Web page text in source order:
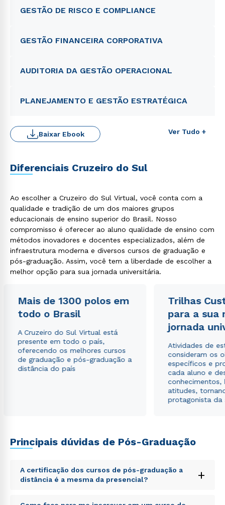
GESTÃO DE RISCO E COMPLIANCE
GESTÃO FINANCEIRA CORPORATIVA
AUDITORIA DA GESTÃO OPERACIONAL
PLANEJAMENTO E GESTÃO ESTRATÉGICA
Ver Tudo +
Baixar Ebook
Diferenciais Cruzeiro do Sul
Ao escolher a Cruzeiro do Sul Virtual, você conta com a
qualidade e tradição de um dos maiores grupos
educacionais de ensino superior do Brasil. Nosso
compromisso é oferecer ao aluno qualidade de ensino com
métodos inovadores e docentes especializados, além de
infraestrutura moderna e diversos cursos de graduação e
pós-graduação. Assim, você tem a liberdade de escolher a
melhor opção para sua jornada universitária.
Mais de 1300 polos em
todo o Brasil
A Cruzeiro do Sul Virtual está
presente em todo o país,
oferecendo os melhores cursos
de graduação e pós-graduação a
distância do país
Trilhas
para a sua
jornada
Atividades de
consideram os
específicos e
cada aluno e
conhecimentos,
atitudes,
protagonista da
Principais dúvidas de Pós-Graduação
A certificação dos cursos de pós-graduação a
distância é a mesma da presencial?
+
Sed ut perspiciatis unde omnis iste natus error sit
Rápido e fácil
WhatsApp